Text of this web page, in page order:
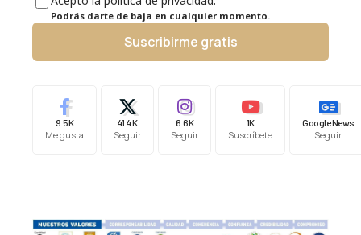
Podrás darte de baja en cualquier momento.
Suscribirme gratis
9.5K
Me gusta
41.4K
Seguir
6.6K
Seguir
1K
Suscríbete
Google News
Seguir